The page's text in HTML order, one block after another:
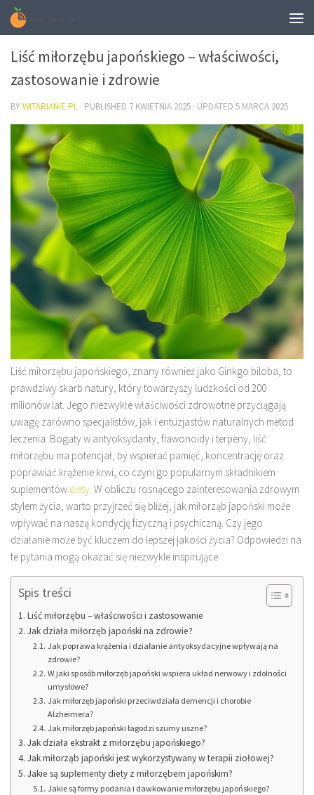
DIETA
Liść miłorzębu japońskiego – właściwości,
zastosowanie i zdrowie
BYWITARIANIE.PL · PUBLISHED 7 KWIETNIA 2025 · UPDATED 5 MARCA 2025
Liść miłorzębu japońskiego, znany również jako Ginkgo biloba, to
prawdziwy skarb natury, który towarzyszy ludzkości od 200
milionów lat. Jego niezwykłe właściwości zdrowotne przyciągają
uwagę zarówno specjalistów, jak i entuzjastów naturalnych metod
leczenia. Bogaty w antyoksydanty, flawonoidy i terpeny, liść
miłorzębu ma potencjał, by wspierać pamięć, koncentrację oraz
poprawiać krążenie krwi, co czyni go popularnym składnikiem
suplementów diety. W obliczu rosnącego zainteresowania zdrowym
stylem życia, warto przyjrzeć się bliżej, jak miłorząb japoński może
wpływać na naszą kondycję fizyczną i psychiczną. Czy jego
działanie może być kluczem do lepszej jakości życia? Odpowiedzi na
te pytania mogą okazać się niezwykle inspirujące.
Spis treści
Liść miłorzębu – właściwości i zastosowanie
Jak działa miłorzęb japoński na zdrowie?
Jak poprawa krążenia i działanie antyoksydacyjne wpływają na
zdrowie?
W jaki sposób miłorzęb japoński wspiera układ nerwowy i zdolności
umysłowe?
Jak miłorzęb japoński przeciwdziała demencji i chorobie
Alzheimera?
Jak miłorzęb japoński łagodzi szumy uszne?
Jak działa ekstrakt z miłorzębu japońskiego?
Jak miłorząb japoński jest wykorzystywany w terapii ziołowej?
Jakie są suplementy diety z miłorzębem japońskim?
Jakie są formy podania i dawkowanie miłorzębu japońskiego?